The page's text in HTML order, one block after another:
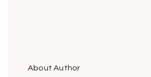
About Author